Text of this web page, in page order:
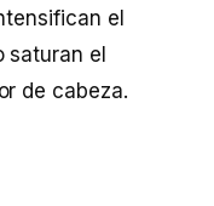
el
saturan el
de cabeza.